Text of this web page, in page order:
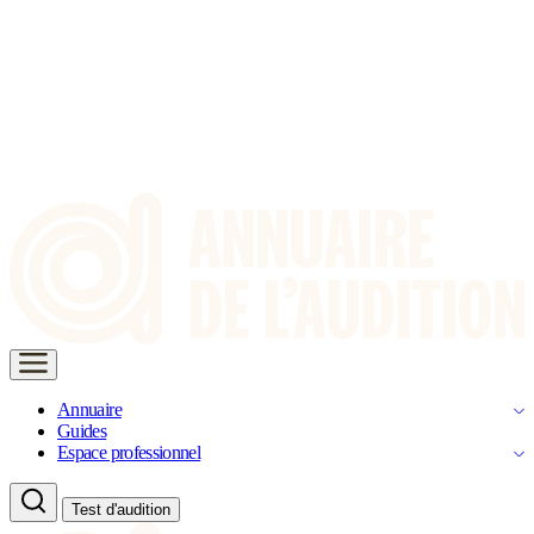
Annuaire
Guides
Espace professionnel
Test d'audition